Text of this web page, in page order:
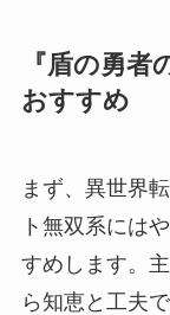
『盾の勇
おすすめ
まず、異世界
ト無双系には
すめします。
ら知恵と工夫